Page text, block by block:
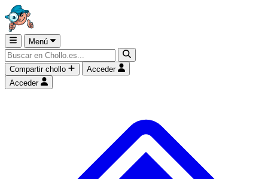
Menú
Compartir chollo
Acceder
Acceder